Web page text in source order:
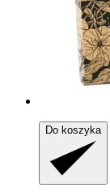
Do koszyka